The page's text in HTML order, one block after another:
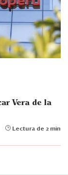
Vera de la
Lectura de 2 min